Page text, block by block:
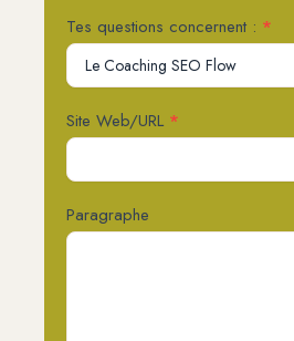
Tes questions concernent : *
Site Web/URL *
Paragraphe